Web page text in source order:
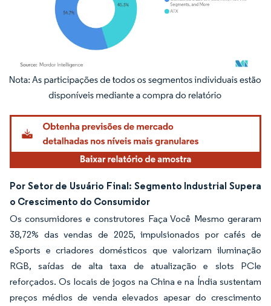
Imagem © Mordor Intelligence. O reuso requer atribuição conforme CC BY 4.0.
Por Setor de Usuário Final: Segmento Industrial Supera
o Crescimento do Consumidor
Os consumidores e construtores Faça Você Mesmo geraram
38,72% das vendas de 2025, impulsionados por cafés de
eSports e criadores domésticos que valorizam iluminação
RGB, saídas de alta taxa de atualização e slots PCIe
reforçados. Os locais de jogos na China e na Índia sustentam
preços médios de venda elevados apesar do crescimento